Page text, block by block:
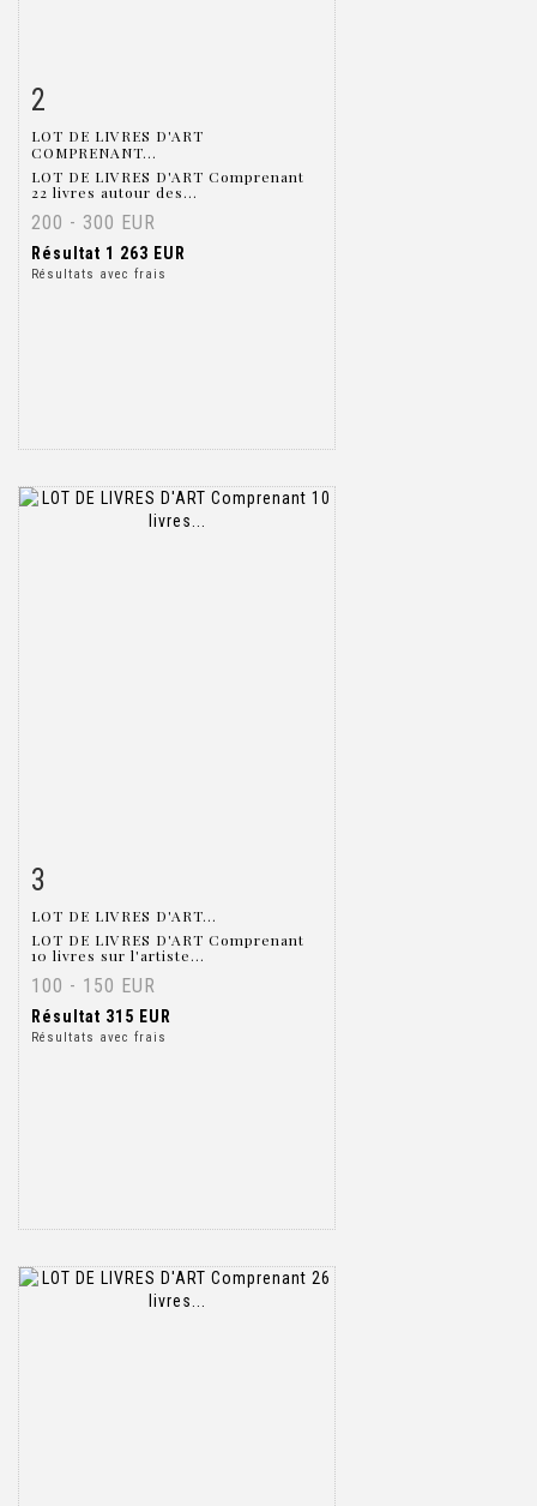
2
LOT DE LIVRES D'ART
COMPRENANT...
LOT DE LIVRES D'ART Comprenant
22 livres autour des...
200 - 300 EUR
Résultat 1 263 EUR
Résultats avec frais
3
LOT DE LIVRES D'ART...
LOT DE LIVRES D'ART Comprenant
10 livres sur l'artiste...
100 - 150 EUR
Résultat 315 EUR
Résultats avec frais